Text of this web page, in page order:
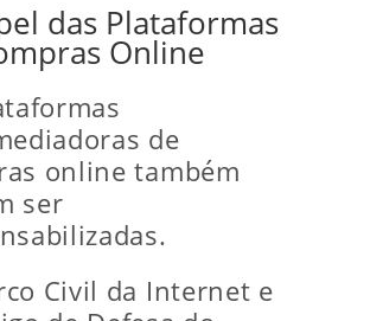
das Plataformas
Online
de
online também
ser
Civil da Internet e